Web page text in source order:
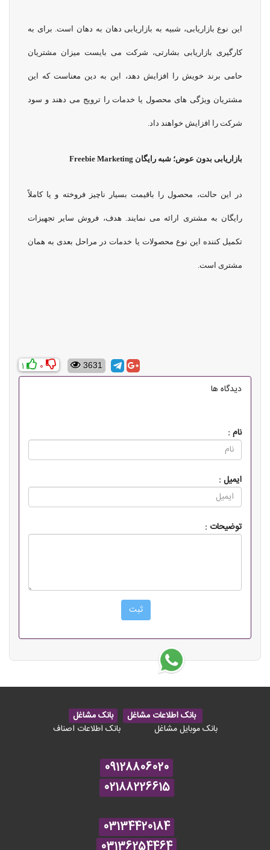
این نوع بازاریابی، شبیه به بازاریابی دهان به دهان است. برای به
کارگیری بازاریابی بشارتی، شرکت می بایست میزان مشتریان
حامی برند خویش را افزایش دهد، این به دین معناست که این
مشتریان ویژگی های محصول یا خدمات را ترویج می دهند و سود
شرکت را افزایش خواهند داد.
بازاریابی بدون عوض؛ شبه رایگان Freebie Marketing
در این حالت، محصول را باقیمت بسیار ناچیز فروخته و یا کاملاً
رایگان به مشتری ارائه می نمایند. هدف، فروش سایر تجهیزات
تکمیل کننده این نوع محصولات یا خدمات در مراحل بعدی به همان
مشتری است.
3631
0
1
دیدگاه ها
نام :
ایمیل :
توضیحات :
بانک اطلاعات مشاغل
بانک مشاغل
بانک موبایل مشاغل
بانک اطلاعات اصناف
09128806020
02188226615
03134420184